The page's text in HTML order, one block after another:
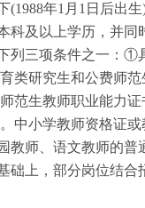
年1月1日后出生
及以上学历，并同
三项条件之一：①
类研究生和公费师
范生教师职业能力
中小学教师资格证
师、语文教师的普
上，部分岗位结合